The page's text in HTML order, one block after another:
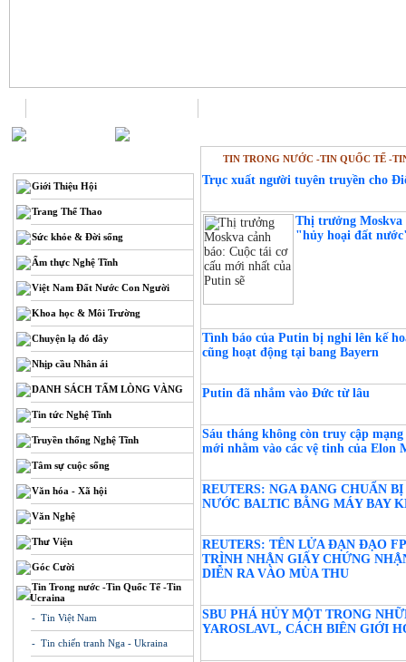
Giới Thiệu Hội
Trang Thể Thao
Sức khỏe & Đời sống
Ẩm thực Nghệ Tĩnh
Việt Nam Đất Nước Con Người
Khoa học & Môi Trường
Chuyện lạ đó đây
Nhịp cầu Nhân ái
DANH SÁCH TẤM LÒNG VÀNG
Tin tức Nghệ Tĩnh
Truyền thống Nghệ Tĩnh
Tâm sự cuộc sống
Văn hóa - Xã hội
Văn Nghệ
Thư Viện
Góc Cười
Tin Trong nước -Tin Quốc Tế -Tin
Ucraina
- Tin Việt Nam
- Tin chiến tranh Nga - Ukraina
TIN TRONG NƯỚC -TIN QUỐC TẾ -
Trục xuất người tuyên truyền cho
Thị trưởng Moskva
"hủy hoại đất
Tình báo của Putin bị nghi lên kế
cũng hoạt động tại bang Bayern
Putin đã nhắm vào Đức từ lâu
Sáu tháng không còn truy cập
mới nhằm vào các vệ tinh của Elon
REUTERS: NGA ĐANG CHUẨN
NƯỚC BALTIC BẰNG MÁY BAY
REUTERS: TÊN LỬA ĐẠN ĐẠO
TRÌNH NHẬN GIẤY CHỨNG
DIỄN RA VÀO MÙA THU
SBU PHÁ HỦY MỘT TRONG
YAROSLAVL, CÁCH BIÊN GIỚI